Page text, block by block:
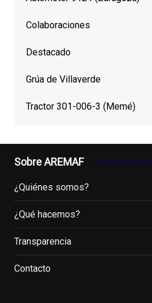
Colaboraciones
Destacado
Grúa de Villaverde
Tractor 301-006-3 (Memé)
Sobre AREMAF
¿Quiénes somos?
¿Qué hacemos?
Transparencia
Contacto